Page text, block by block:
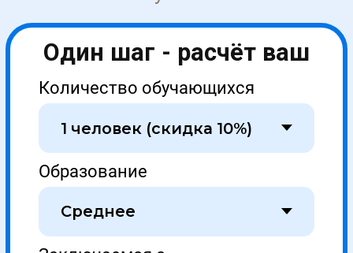
Отзывы на сервисах Яндекса
Образовательная лицензия № Л035-01298-77/00634797
Работаем с соответствии с ФЗ №44 и №223
Покупай в рассрочку 0% .
Переходи в калькулятор.